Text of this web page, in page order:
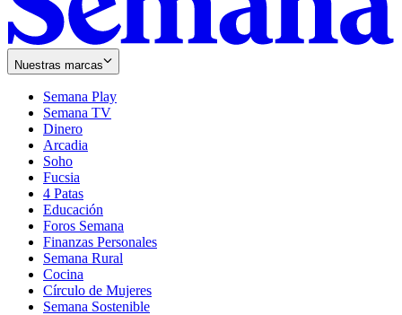
Nuestras marcas
Semana Play
Semana TV
Dinero
Arcadia
Soho
in
new
window
Fucsia
in
new
window
4 Patas
Educación
Foros Semana
Finanzas Personales
Semana Rural
Cocina
Círculo de Mujeres
Semana Sostenible